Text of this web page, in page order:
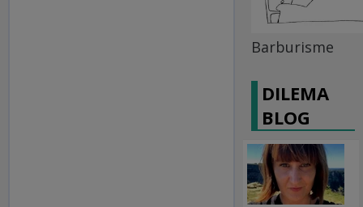
Barburisme
DILEMA
BLOG